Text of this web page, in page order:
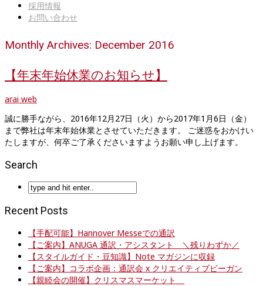
採用情報
お問い合わせ
Monthly Archives: December 2016
【年末年始休業のお知らせ】
arai web
誠に勝手ながら、2016年12月27日（火）から2017年1月6日（金）
まで弊社は年末年始休業とさせていただきます。 ご迷惑をおかけい
たしますが、何卒ご了承くださいますようお願い申し上げます。
Search
Recent Posts
【手配可能】Hannover Messeでの通訳
【ご案内】ANUGA 通訳・アシスタント ＼残りわずか／
【スタイルガイド・豆知識】Note マガジンに収録
【ご案内】コラボ企画：通訳会 x クリエイティブビーガン
【親睦会の開催】クリスマスマーケット